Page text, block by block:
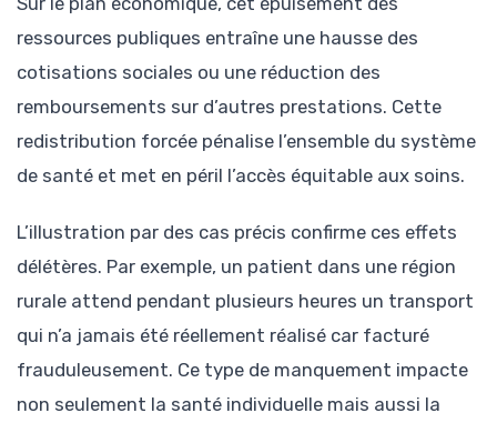
ressources publiques entraîne une hausse des
cotisations sociales ou une réduction des
remboursements sur d’autres prestations. Cette
redistribution forcée pénalise l’ensemble du système
de santé et met en péril l’accès équitable aux soins.
L’illustration par des cas précis confirme ces effets
délétères. Par exemple, un patient dans une région
rurale attend pendant plusieurs heures un transport
qui n’a jamais été réellement réalisé car facturé
frauduleusement. Ce type de manquement impacte
non seulement la santé individuelle mais aussi la